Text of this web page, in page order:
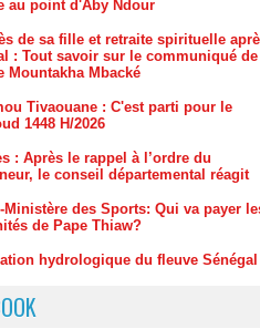
Mountakha Mbacké
Tivaouane : C'est parti pour le
1448 H/2026
le conseil départemental réagit
Ministère des Sports: Qui va payer les
de Pape Thiaw?
hydrologique du fleuve Sénégal :
de 8 cm en 24 heures